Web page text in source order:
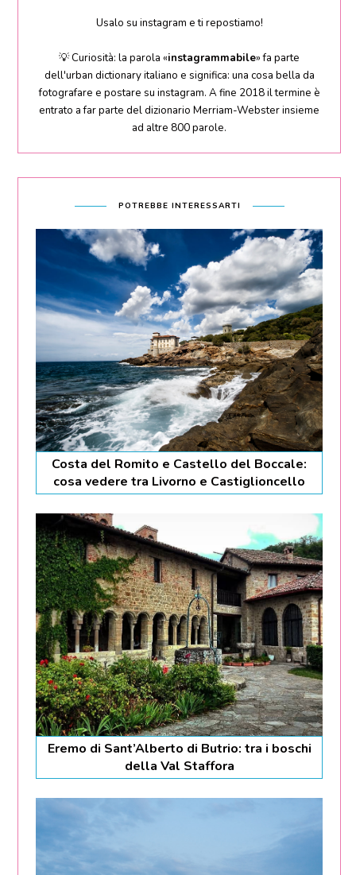
Usalo su instagram e ti repostiamo!
💡 Curiosità: la parola «instagrammabile» fa parte
dell'urban dictionary italiano e significa: una cosa bella da
fotografare e postare su instagram. A fine 2018 il termine è
entrato a far parte del dizionario Merriam-Webster insieme
ad altre 800 parole.
POTREBBE INTERESSARTI
Costa del Romito e Castello del Boccale:
cosa vedere tra Livorno e Castiglioncello
Eremo di Sant’Alberto di Butrio: tra i boschi
della Val Staffora